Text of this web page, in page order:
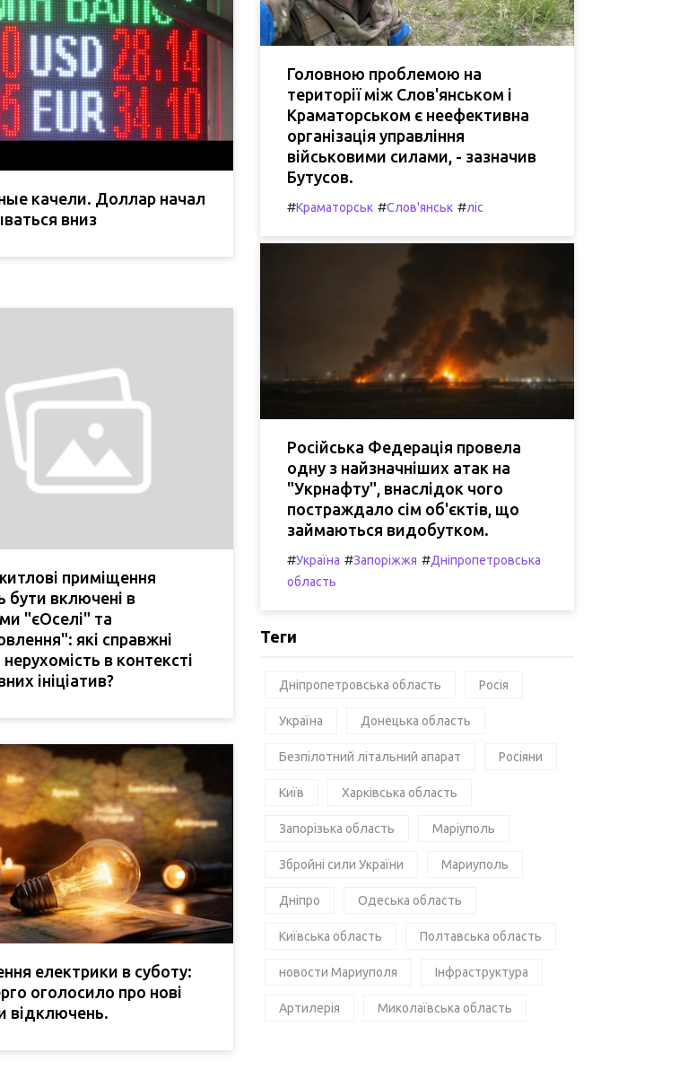
качели. Доллар начал
вниз
приміщення
бути включені в
"єОселі" та
які справжні
нерухомість в контексті
ініціатив?
електрики в суботу:
оголосило про нові
відключень.
Головною проблемою на
території між Слов'янськом і
Краматорськом є неефективна
організація управління
військовими силами, - зазначив
Бутусов.
#Краматорськ #Слов'янськ #ліс
Російська Федерація провела
одну з найзначніших атак на
"Укрнафту", внаслідок чого
постраждало сім об'єктів, що
займаються видобутком.
#Україна #Запоріжжя #Дніпропетровська
область
Теги
Дніпропетровська область Росія
Україна Донецька область
Безпілотний літальний апарат Росіяни
Київ Харківська область
Запорізька область Маріуполь
Збройні сили України Мариуполь
Дніпро Одеська область
Київська область Полтавська область
новости Мариуполя Інфраструктура
Артилерія Миколаївська область